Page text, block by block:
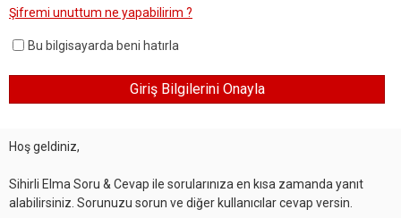
Şifremi unuttum ne yapabilirim ?
Bu bilgisayarda beni hatırla
Hoş geldiniz,
Sihirli Elma Soru & Cevap ile sorularınıza en kısa zamanda yanıt
alabilirsiniz. Sorunuzu sorun ve diğer kullanıcılar cevap versin.